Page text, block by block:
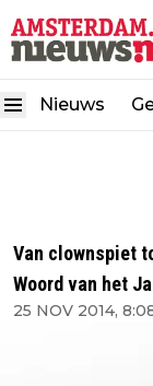
Nieuws
Van clownspiet
Woord van het
25 NOV 2014,